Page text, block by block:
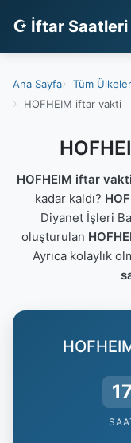
☪ İftar Saatleri
Ana Sayfa Tüm Ülkeler
HOFHEIM iftar vakti
HOFHEIM iftar vakti
kadar kaldı?
Diyanet İşleri
oluşturulan
Ayrıca kolaylık